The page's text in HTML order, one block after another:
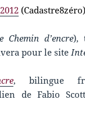
(Cadastre8zéro)
Chemin d’encre),
pour le site
, bilingue
de Fabio